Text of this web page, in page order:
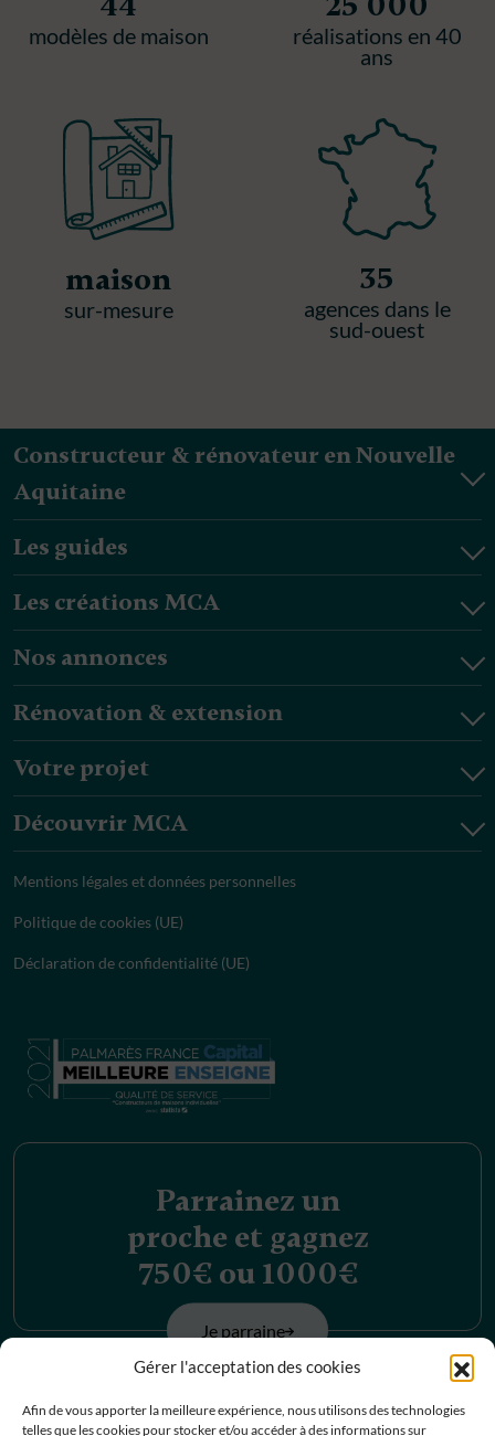
Gérer l'acceptation des cookies
Afin de vous apporter la meilleure expérience, nous utilisons des technologies
telles que les cookies pour stocker et/ou accéder à des informations sur
modèles de maison réalisations en 40
ans
maison
sur-mesure
35
agences dans le
sud-ouest
Constructeur & rénovateur en Nouvelle
Aquitaine
Les guides
Les créations MCA
Nos annonces
Rénovation & extension
Votre projet
Découvrir MCA
Mentions légales et données personnelles
Politique de cookies (UE)
Déclaration de confidentialité (UE)
Parrainez un
proche et gagnez
750€ ou 1000€
Je parraine
Découvrez nos